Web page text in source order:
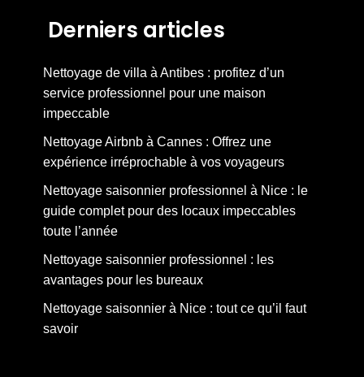
Derniers articles
Nettoyage de villa à Antibes : profitez d’un
service professionnel pour une maison
impeccable
Nettoyage Airbnb à Cannes : Offrez une
expérience irréprochable à vos voyageurs
Nettoyage saisonnier professionnel à Nice : le
guide complet pour des locaux impeccables
toute l’année
Nettoyage saisonnier professionnel : les
avantages pour les bureaux
Nettoyage saisonnier à Nice : tout ce qu’il faut
savoir